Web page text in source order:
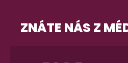
ZNÁTE NÁS Z